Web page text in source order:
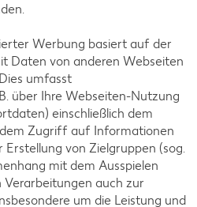
du an unserer
Werbung basiert auf der
Daten von anderen Webseiten
umfasst
über Ihre Webseiten-Nutzung
einschließlich dem
Zugriff auf Informationen
von Zielgruppen (sog.
mit dem Ausspielen
auch zur
um die Leistung und